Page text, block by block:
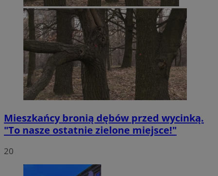
Mieszkańcy bronią dębów przed wycinką.
"To nasze ostatnie zielone miejsce!"
20